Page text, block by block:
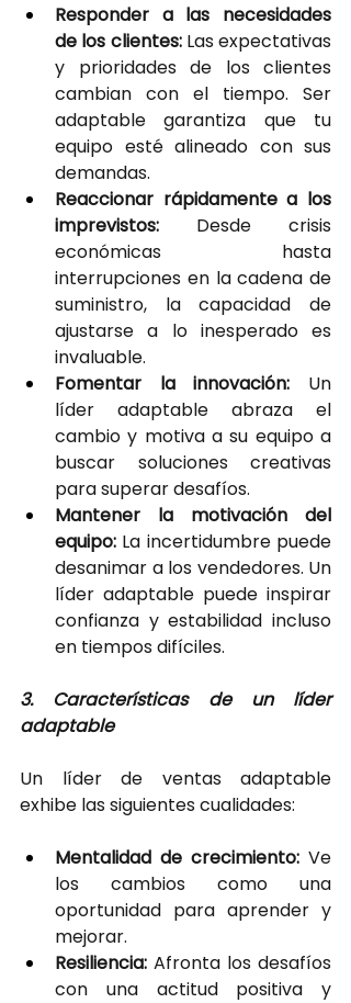
Responder a las necesidades
de los clientes: Las expectativas
y prioridades de los clientes
cambian con el tiempo. Ser
adaptable garantiza que tu
equipo esté alineado con sus
demandas.
Reaccionar rápidamente a los
imprevistos: Desde crisis
económicas hasta
interrupciones en la cadena de
suministro, la capacidad de
ajustarse a lo inesperado es
invaluable.
Fomentar la innovación: Un
líder adaptable abraza el
cambio y motiva a su equipo a
buscar soluciones creativas
para superar desafíos.
Mantener la motivación del
equipo: La incertidumbre puede
desanimar a los vendedores. Un
líder adaptable puede inspirar
confianza y estabilidad incluso
en tiempos difíciles.
3. Características de un líder
adaptable
Un líder de ventas adaptable
exhibe las siguientes cualidades:
Mentalidad de crecimiento: Ve
los cambios como una
oportunidad para aprender y
mejorar.
Resiliencia: Afronta los desafíos
con una actitud positiva y